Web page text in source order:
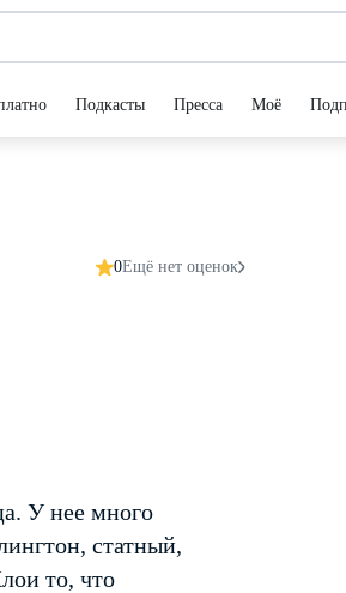
Подкасты Пресса Моё
0Ещё нет оценок
У нее много
статный,
то, что